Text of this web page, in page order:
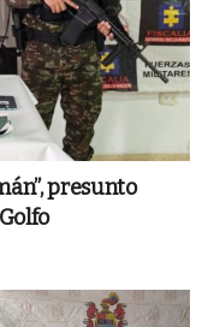
presunto